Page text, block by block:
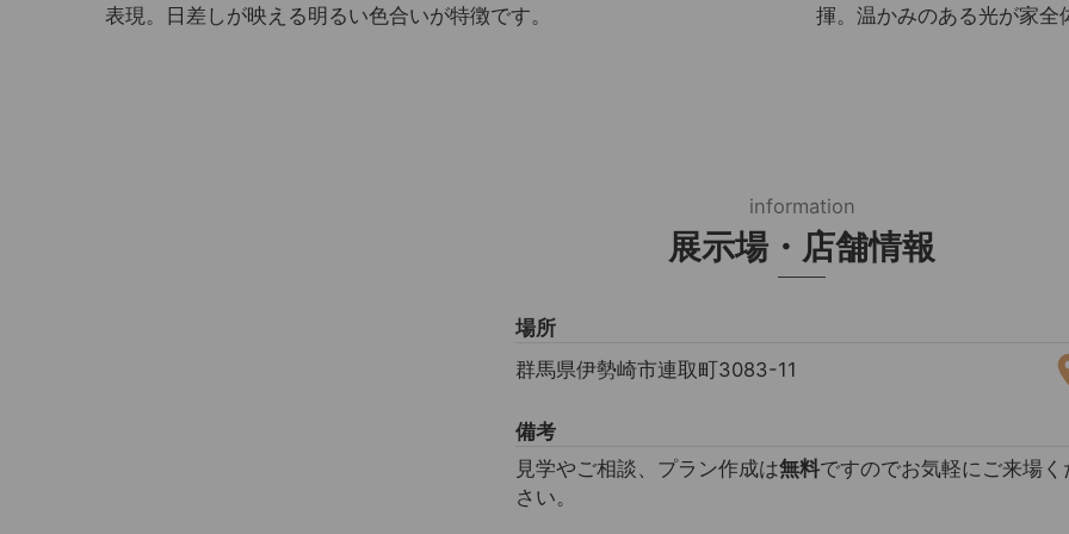
表現。日差しが映える明るい色合いが特徴です。
揮。温かみのある光が家全
information
展示場・店舗情報
場所
群馬県伊勢崎市連取町3083-11
備考
見学やご相談、プラン作成は無料ですのでお気軽にご来場く
さい。